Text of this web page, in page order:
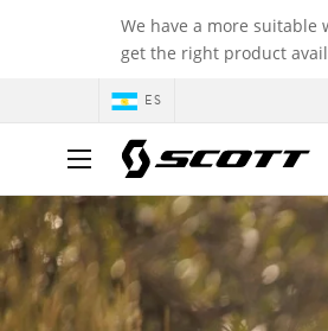
We have a more suitable
get the right product
ES